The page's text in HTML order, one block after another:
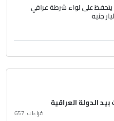
على لواء شرطة عراقي
جنيه
الدولة العراقية
قراءات :657